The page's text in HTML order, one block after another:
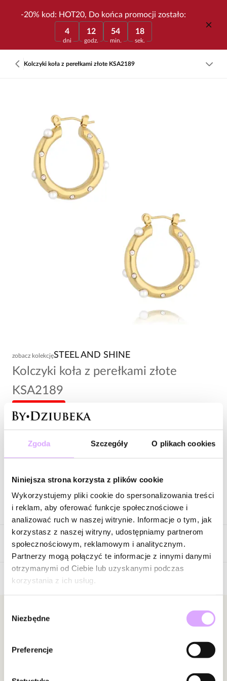
Zgoda Szczegóły O plikach cookies
Niniejsza strona korzysta z plików cookie
Wykorzystujemy pliki cookie do spersonalizowania treści
i reklam, aby oferować funkcje społecznościowe i
analizować ruch w naszej witrynie. Informacje o tym, jak
korzystasz z naszej witryny, udostępniamy partnerom
społecznościowym, reklamowym i analitycznym.
Partnerzy mogą połączyć te informacje z innymi danymi
otrzymanymi od Ciebie lub uzyskanymi podczas
korzystania z ich usług.
zgody
Niezbędne
Preferencje
-20% kod: HOT20, Do końca promocji zostało:
4
dni
12
godz.
54
min.
18
sek.
Kolczyki koła z perełkami złote KSA2189
zobacz kolekcjęSTEEL AND SHINE
Kolczyki koła z perełkami złote
KSA2189
108,00 zł
Wysyłka do 2 dni roboczych
Opis produktu
Surowiec: stal szlachetna.
Kolor surowca: złoty.
Wielkość kolczyków: 2,50 cm x 2,63 cm x 0,40 cm.
Zobacz inne produkty z kolekcji Steel and Shine
Opinie
Bądź pierwszą osobą, która podzieli się opinią o tym
Powiadomienie
Newsletter